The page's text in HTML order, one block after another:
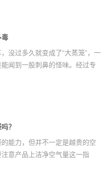
毒
没过多久就变成了“大蒸笼”，一
闻到一股刺鼻的怪味。经过专
？
能力，但并不一定是越贵的空
意产品上洁净空气量这一指